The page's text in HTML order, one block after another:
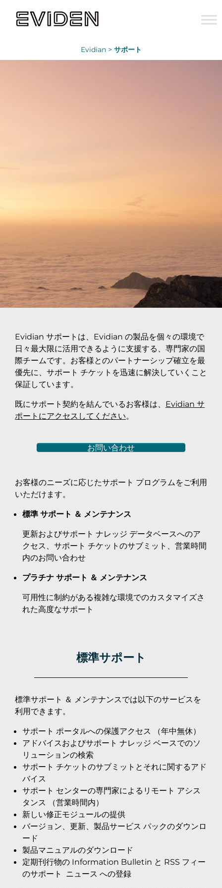
Evidian > サポート
Evidian サポートは、Evidian の製品を個々の環境で
日々最大限に活用できるように支援する、専門家の国
際チームです。お客様とのパートナーシップ確立を最
優先に、サポート チケットを迅速に解決していくこと
保証しています。
既にサポート契約を結んでいるお客様は、 Evidian サ
ポートにアクセスしてください。
お問い合わせ
お客様のニーズに応じたサポート プログラムをご利用
いただけます。
標準 サポート ＆ メンテナンス
更新およびサポート ナレッジ データベースへのア
クセス、サポート チケットのサブミット、営業時間
内のお問い合わせ
プラチナ サポート ＆ メンテナンス
可用性に制約がある複雑な環境でのカスタマイズさ
れた高度なサポート
標準サポート
標準サポート ＆ メンテナンスでは以下のサービスを
利用できます。
サポート ポータルへの保護アクセス （年中無休）
アドバイスおよびサポート ナレッジ ベースでのソ
リューションの検索
サポート チケットのサブミットとそれに関するアド
バイス
サポート センターの専門家によるリモート アシス
タンス （営業時間内）
新しい修正モジュールの提供
バージョン、更新、製品サービス パックのダウンロ
ード
製品マニュアルのダウンロード
定期刊行物の Information Bulletin と RSS フィー
のサポート
ニュース への登録